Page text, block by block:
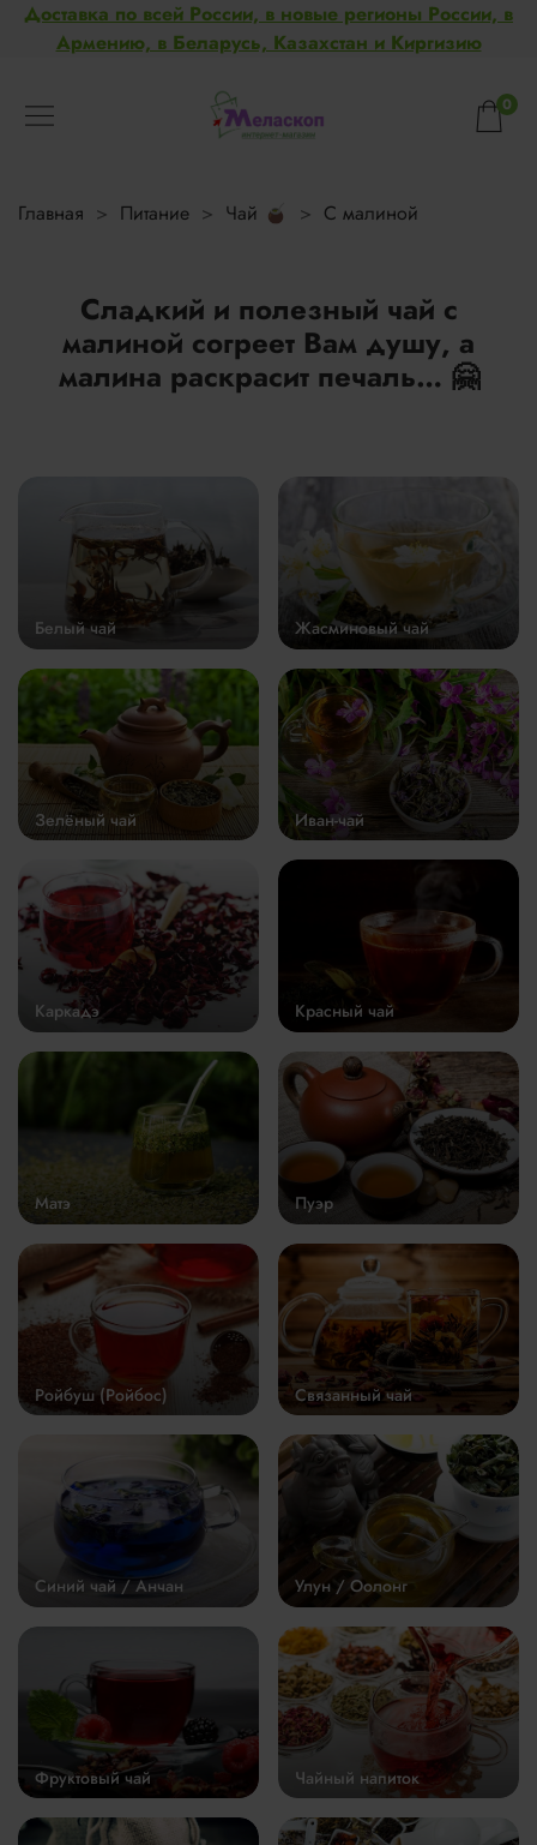
Доставка по всей России, в новые регионы России, в
Армению, в Беларусь, Казахстан и Киргизию
0
Главная Питание Чай 🧉 С малиной
Сладкий и полезный чай с
малиной согреет Вам душу, а
малина раскрасит печаль… 🤗
Белый чай Жасминовый чай
Зелёный чай Иван-чай
Каркадэ Красный чай
Матэ Пуэр
Ройбуш (Ройбос) Связанный чай
Синий чай / Анчан Улун / Оолонг
Фруктовый чай Чайный напиток